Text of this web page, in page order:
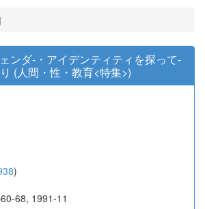
ンダ-・アイデンティティを探って-
(人間・性・教育<特集>)
)
68, 1991-11